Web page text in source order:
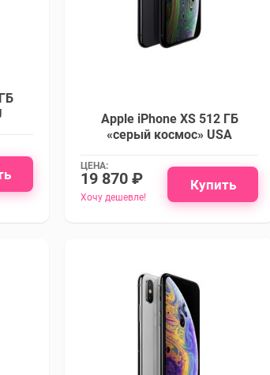
Apple iPhone XS 512 ГБ
«серый космос» USA
ЦЕНА:
19 870 ₽
Хочу дешевле!
Купить